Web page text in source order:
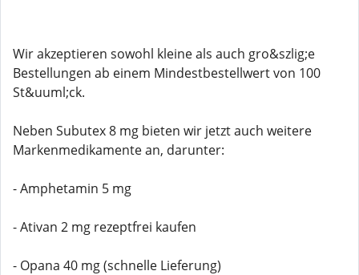
Wir akzeptieren sowohl kleine als auch gro&szlig;e
Bestellungen ab einem Mindestbestellwert von 100
St&uuml;ck.
Neben Subutex 8 mg bieten wir jetzt auch weitere
Markenmedikamente an, darunter:
- Amphetamin 5 mg
- Ativan 2 mg rezeptfrei kaufen
- Opana 40 mg (schnelle Lieferung)